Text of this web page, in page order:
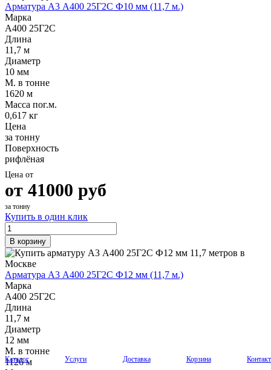
Каталог Услуги Доставка Корзина
Арматура А3 А400 25Г2С Ф10 мм (11,7 м.)
Марка
А400 25Г2С
Длина
11,7 м
Диаметр
10 мм
М. в тонне
1620 м
Масса пог.м.
0,617 кг
Цена
за тонну
Поверхность
рифлёная
Цена от
от 41000 руб
за тонну
Купить в один клик
В корзину
Арматура А3 А400 25Г2С Ф12 мм (11,7 м.)
Марка
А400 25Г2С
Длина
11,7 м
Диаметр
12 мм
М. в тонне
1126 м